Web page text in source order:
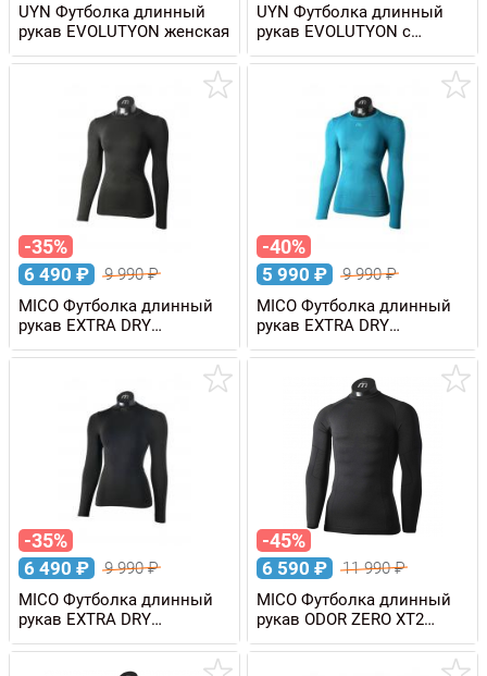
UYN Футболка длинный
рукав EVOLUTYON женская
UYN Футболка длинный
рукав EVOLUTYON с
высоким воротом,
мужская
-35%
6 490 ₽ 9 990₽
MICO Футболка длинный
рукав EXTRA DRY
SKINTECH женская
-40%
5 990 ₽ 9 990₽
MICO Футболка длинный
рукав EXTRA DRY
SKINTECH женская
-35%
6 490 ₽ 9 990₽
MICO Футболка длинный
рукав EXTRA DRY
SKINTECH с воротом,
женская
-45%
6 590 ₽ 11 990₽
MICO Футболка длинный
рукав ODOR ZERO XT2
SKINTECH мужская